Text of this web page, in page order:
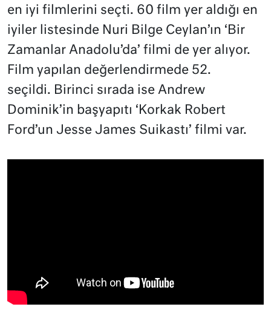
en iyi filmlerini seçti. 60 film yer aldığı en
iyiler listesinde Nuri Bilge Ceylan’ın ‘Bir
Zamanlar Anadolu’da’ filmi de yer alıyor.
Film yapılan değerlendirmede 52.
seçildi. Birinci sırada ise Andrew
Dominik’in başyapıtı ‘Korkak Robert
Ford’un Jesse James Suikastı’ filmi var.